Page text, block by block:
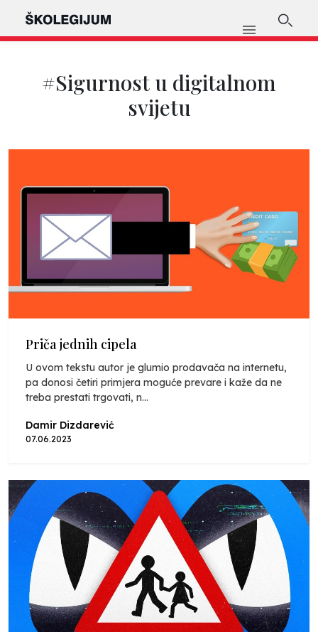
#Sigurnost u digitalnom
svijetu
Priča jednih cipela
U ovom tekstu autor je glumio prodavača na internetu,
pa donosi četiri primjera moguće prevare i kaže da ne
treba prestati trgovati, n...
Damir Dizdarević
07.06.2023